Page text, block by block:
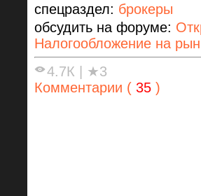
спецраздел: брокеры
обсудить на форуме:
Налогообложение на
4.7К | ★3
Комментарии ( 35 )